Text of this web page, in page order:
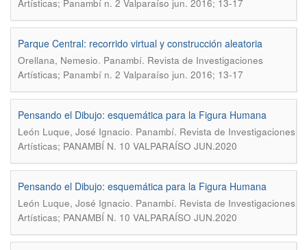
Artísticas; Panambí n. 2 Valparaíso jun. 2016; 13-17
Parque Central: recorrido virtual y construcción aleatoria
Orellana, Nemesio. Panambí. Revista de Investigaciones
Artísticas; Panambí n. 2 Valparaíso jun. 2016; 13-17
Pensando el Dibujo: esquemática para la Figura Humana
León Luque, José Ignacio. Panambí. Revista de Investigaciones
Artísticas; PANAMBÍ N. 10 VALPARAÍSO JUN.2020
Pensando el Dibujo: esquemática para la Figura Humana
León Luque, José Ignacio. Panambí. Revista de Investigaciones
Artísticas; PANAMBÍ N. 10 VALPARAÍSO JUN.2020